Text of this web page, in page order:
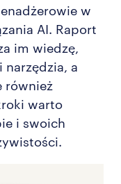
w
AI. Raport
im wiedzę,
narzędzia, a
również
warto
i swoich